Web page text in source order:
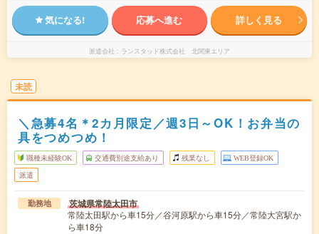
気になる! 応募へ進む 詳しく見る
派遣会社 ランスタッド株式会社 北関東エリア
未読
＼急募4名＊2カ月限定／週3日～OK！お弁当の
具をつめつめ！
職種未経験OK 交通費別途支給あり 残業なし WEB登録OK
派遣
勤務地 茨城県常陸太田市
常陸太田駅から車15分／谷河原駅から車15分／常陸大宮駅か
ら車18分